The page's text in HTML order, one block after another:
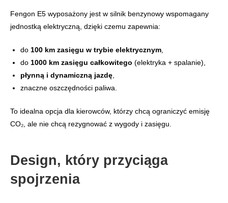
Fengon E5 wyposażony jest w silnik benzynowy wspomagany
jednostką elektryczną, dzięki czemu zapewnia:
do 100 km zasięgu w trybie elektrycznym,
do 1000 km zasięgu całkowitego (elektryka + spalanie),
płynną i dynamiczną jazdę,
znaczne oszczędności paliwa.
To idealna opcja dla kierowców, którzy chcą ograniczyć emisję
CO₂, ale nie chcą rezygnować z wygody i zasięgu.
Design, który przyciąga
spojrzenia